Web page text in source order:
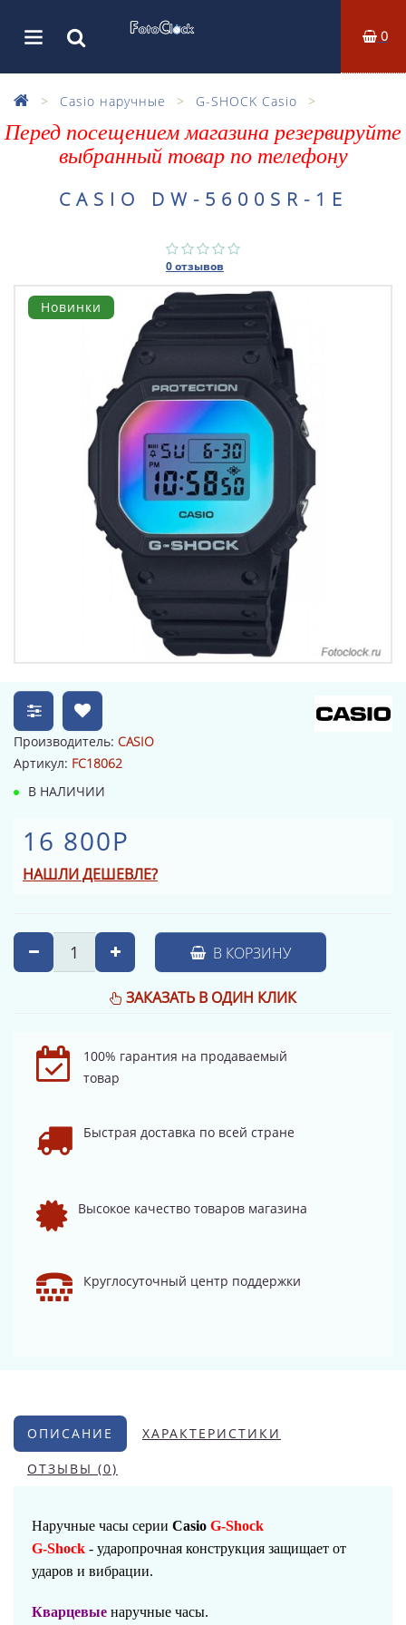
0
Casio наручные G-SHOCK Casio
Перед посещением магазина резервируйте
выбранный товар по телефону
CASIO DW-5600SR-1E
0 отзывов
Новинки
Производитель: CASIO
Артикул: FC18062
В НАЛИЧИИ
16 800Р
НАШЛИ ДЕШЕВЛЕ?
В КОРЗИНУ
ЗАКАЗАТЬ В ОДИН КЛИК
100% гарантия на продаваемый
товар
Быстрая доставка по всей стране
Высокое качество товаров магазина
Круглосуточный центр поддержки
ОПИСАНИЕ ХАРАКТЕРИСТИКИ
ОТЗЫВЫ (0)
Наручные часы серии Casio G-Shock
G-Shock - ударопрочная конструкция защищает от
ударов и вибрации.
Кварцевые наручные часы.